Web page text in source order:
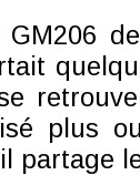
plus
partage